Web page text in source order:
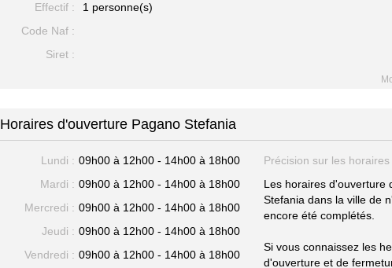
Effectif :
1 personne(s)
Code Naf :
Siret :
Horaires d'ouverture Pagano Stefania
Lundi : 09h00 à 12h00 - 14h00 à 18h00
Mardi : 09h00 à 12h00 - 14h00 à 18h00
Mercredi : 09h00 à 12h00 - 14h00 à 18h00
Jeudi : 09h00 à 12h00 - 14h00 à 18h00
Vendredi : 09h00 à 12h00 - 14h00 à 18h00
Précision sur les horaires
Les horaires d'ouverture
Stefania dans la ville de
encore été complétés.
Si vous connaissez les
d'ouverture et de